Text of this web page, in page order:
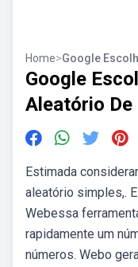
Home>Google
Google
Aleatório De
Estimada
aleatório simples,.
Webessa
rapidamente um
números. Webo